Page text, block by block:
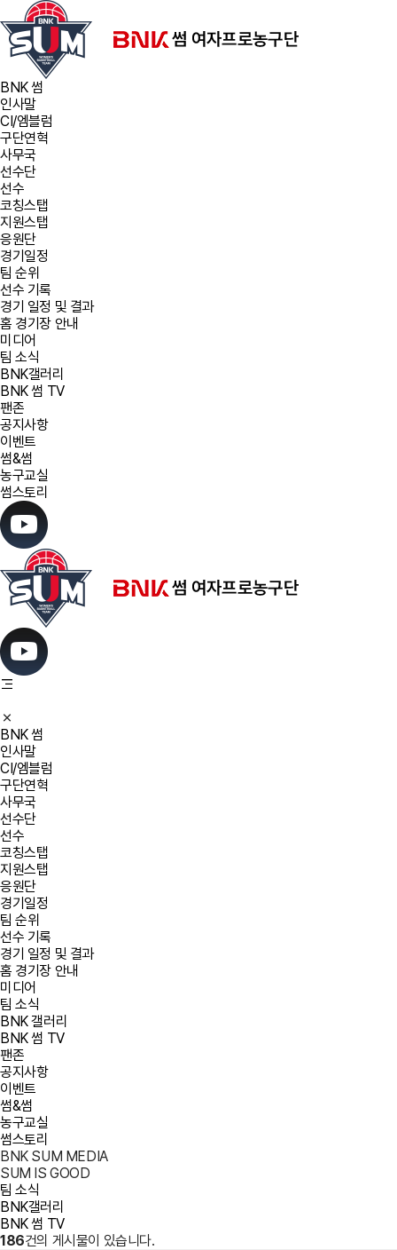
BNK 썸
인사말
CI/엠블럼
구단연혁
사무국
선수단
선수
코칭스탭
지원스탭
응원단
경기일정
팀 순위
선수 기록
경기 일정 및 결과
홈 경기장 안내
미디어
팀 소식
BNK갤러리
BNK 썸 TV
팬존
공지사항
이벤트
썸&썸
농구교실
썸스토리
BNK 썸
인사말
CI/엠블럼
구단연혁
사무국
선수단
선수
코칭스탭
지원스탭
응원단
경기일정
팀 순위
선수 기록
경기 일정 및 결과
홈 경기장 안내
미디어
팀 소식
BNK 갤러리
BNK 썸 TV
팬존
공지사항
이벤트
썸&썸
농구교실
썸스토리
BNK SUM MEDIA
SUM IS GOOD
팀 소식
BNK갤러리
BNK 썸 TV
186건의 게시물이 있습니다.